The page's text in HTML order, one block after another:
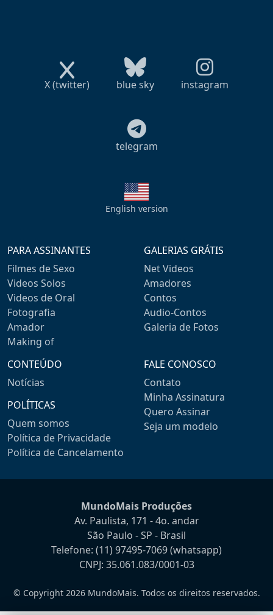
X (twitter) blue sky instagram
telegram
English version
PARA ASSINANTES
Filmes de Sexo
Videos Solos
Videos de Oral
Fotografia
Amador
Making of
GALERIAS GRÁTIS
Net Videos
Amadores
Contos
Audio-Contos
Galeria de Fotos
CONTEÚDO
Notícias
POLÍTICAS
Quem somos
Política de Privacidade
Política de Cancelamento
FALE CONOSCO
Contato
Minha Assinatura
Quero Assinar
Seja um modelo
MundoMais Produções
Av. Paulista, 171 - 4o. andar
São Paulo - SP - Brasil
Telefone: (11) 97495-7069(whatsapp)
CNPJ: 35.061.083/0001-03
© Copyright 2026 MundoMais. Todos os direitos reservados.